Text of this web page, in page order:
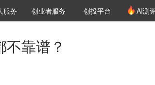
机构库
位推介
服务 创投氪堂
创业者服务 创投平台 AI测
靠谱？